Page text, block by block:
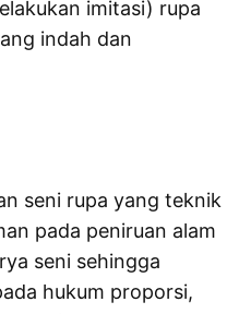
imitasi) rupa
indah dan
seni rupa yang teknik
pada peniruan alam
seni sehingga
hukum proporsi,